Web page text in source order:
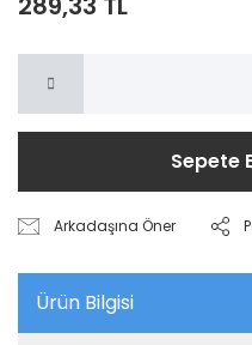
Sepete
Arkadaşına Öner
Ürün Bilgisi